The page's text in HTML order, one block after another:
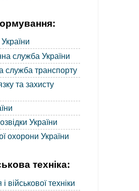
служба України
служба транспорту
та захисту
України
охорони України
техніка:
військової техніки